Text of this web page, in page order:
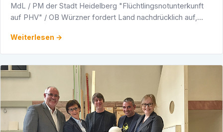
MdL / PM der Stadt Heidelberg "Flüchtlingsnotunterkunft
auf PHV" / OB Würzner fordert Land nachdrücklich auf,
Weiterlesen →